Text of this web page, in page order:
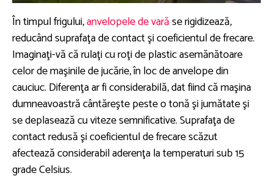
În timpul frigului,anvelopele de varăse rigidizează,
reducând suprafaţa de contact şi coeficientul de frecare.
Imaginaţi-vă că rulaţi cu roţi de plastic asemănătoare
celor de maşinile de jucărie, în loc de anvelope din
cauciuc. Diferenţa ar fi considerabilă, dat fiind că maşina
dumneavoastră cântăreşte peste o tonă şi jumătate şi
se deplasează cu viteze semnificative. Suprafaţa de
contact redusă şi coeficientul de frecare scăzut
afectează considerabil aderenţa la temperaturi sub 15
grade Celsius.